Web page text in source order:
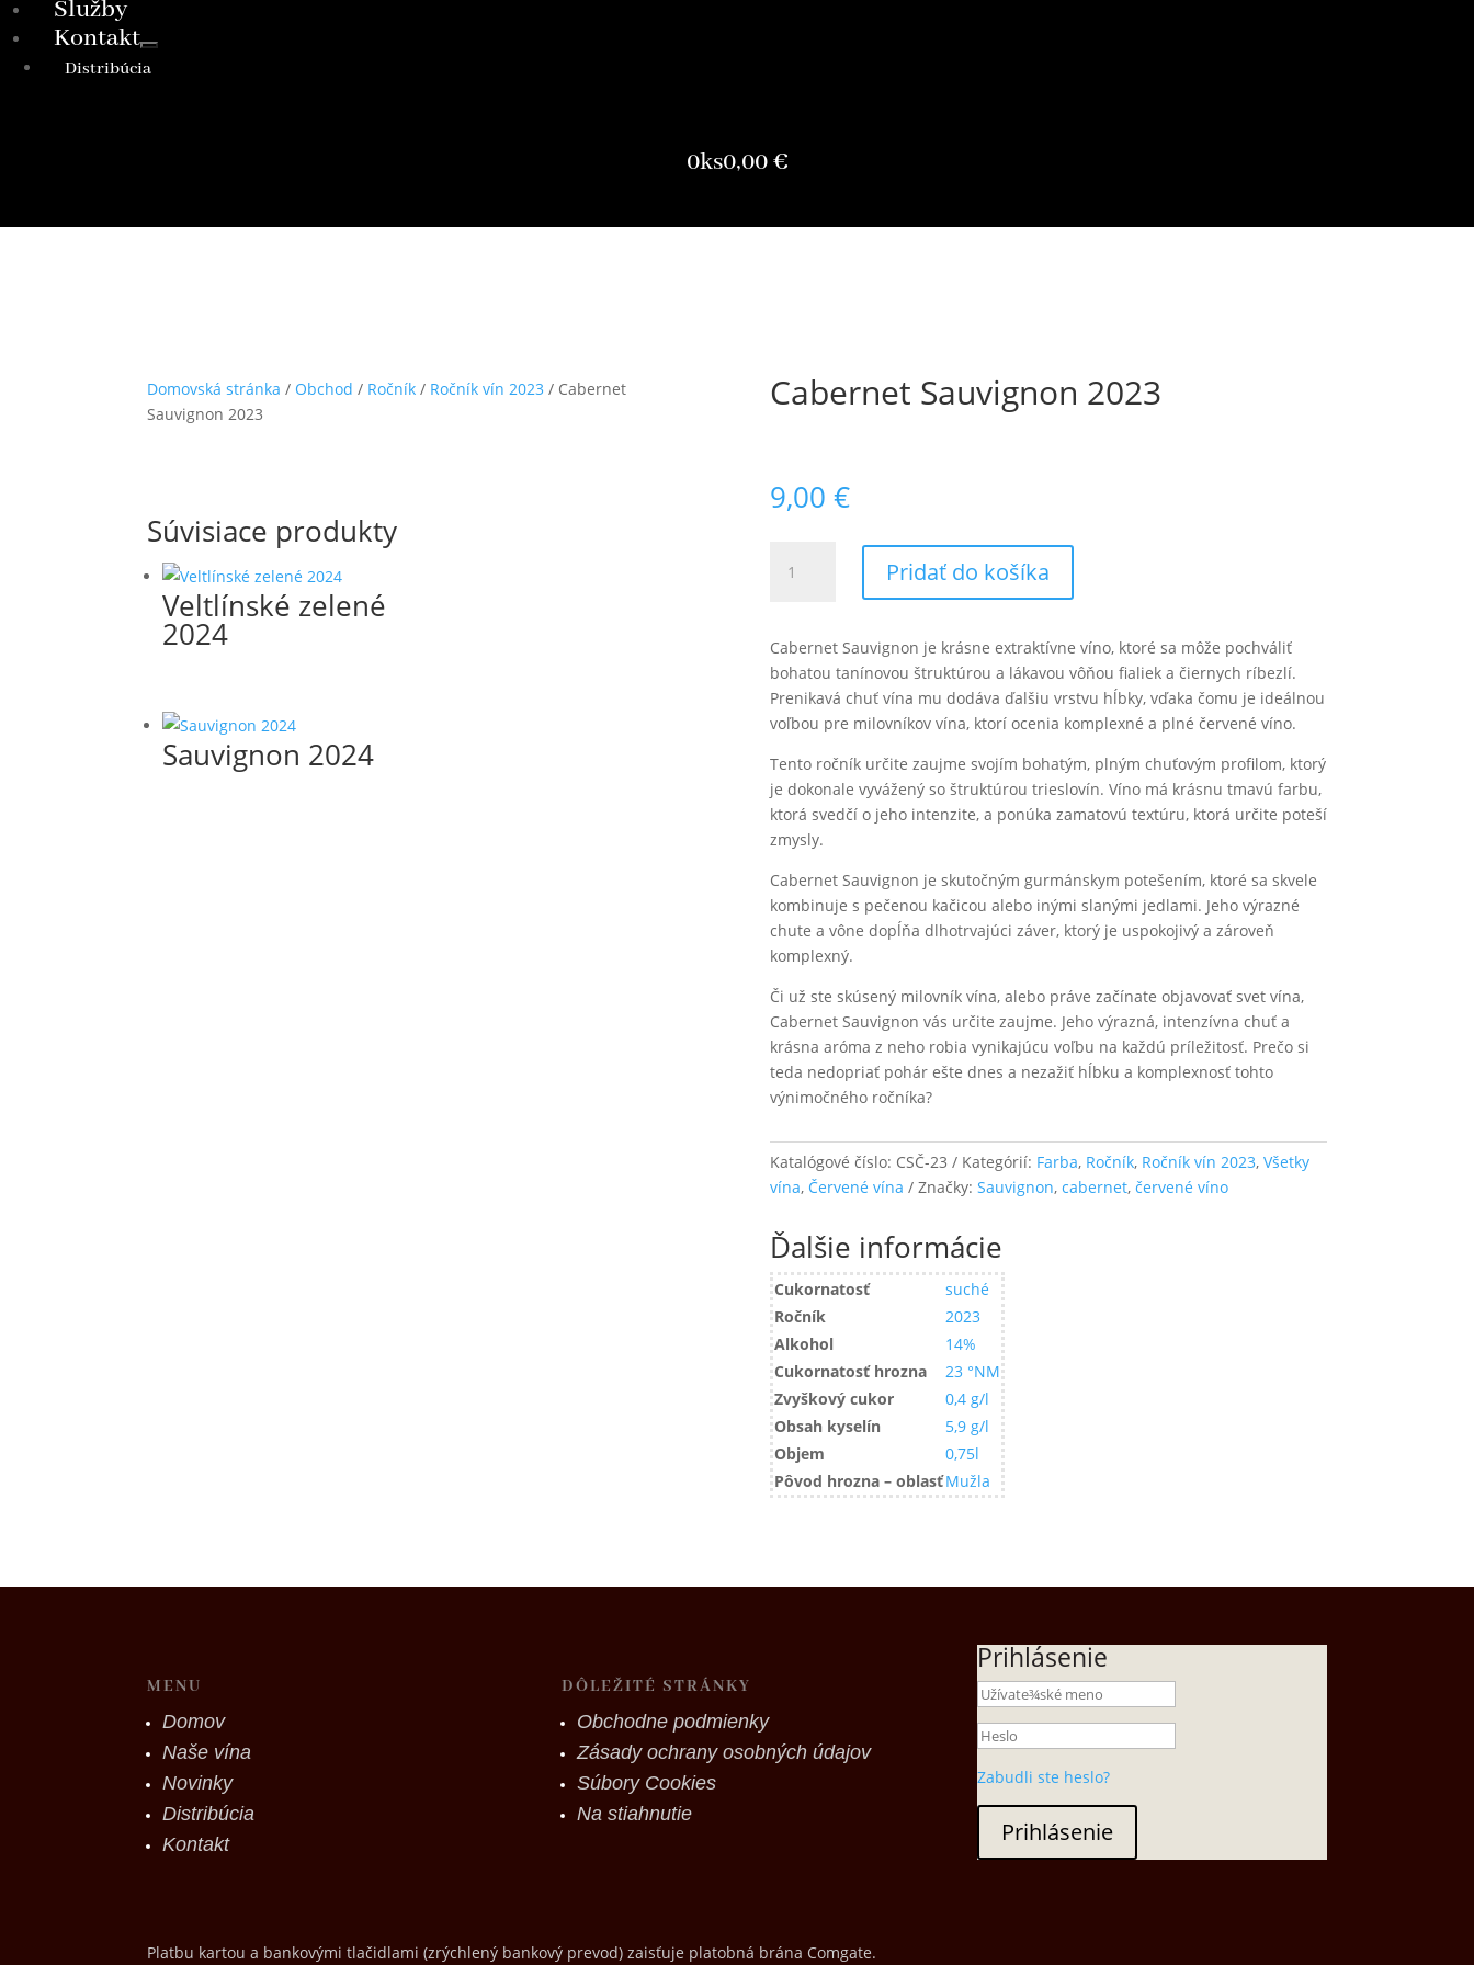
Služby
Kontakt
Distribúcia
0ks0,00€
Domovská stránka / Obchod / Ročník / Ročník vín 2023 / Cabernet
Sauvignon 2023
Súvisiace produkty
Veltlínské zelené
2024
Sauvignon 2024
Cabernet Sauvignon 2023
9,00 €
Cabernet
Pridať do košíka
Cabernet Sauvignon je krásne extraktívne víno, ktoré sa môže pochváliť
bohatou tanínovou štruktúrou a lákavou vôňou fialiek a čiernych ríbezlí.
Prenikavá chuť vína mu dodáva ďalšiu vrstvu hĺbky, vďaka čomu je ideálnou
voľbou pre milovníkov vína, ktorí ocenia komplexné a plné červené víno.
Tento ročník určite zaujme svojím bohatým, plným chuťovým profilom, ktorý
je dokonale vyvážený so štruktúrou trieslovín. Víno má krásnu tmavú farbu,
ktorá svedčí o jeho intenzite, a ponúka zamatovú textúru, ktorá určite poteší
zmysly.
Cabernet Sauvignon je skutočným gurmánskym potešením, ktoré sa skvele
kombinuje s pečenou kačicou alebo inými slanými jedlami. Jeho výrazné
chute a vône dopĺňa dlhotrvajúci záver, ktorý je uspokojivý a zároveň
komplexný.
Či už ste skúsený milovník vína, alebo práve začínate objavovať svet vína,
Cabernet Sauvignon vás určite zaujme. Jeho výrazná, intenzívna chuť a
krásna aróma z neho robia vynikajúcu voľbu na každú príležitosť. Prečo si
teda nedopriať pohár ešte dnes a nezažiť hĺbku a komplexnosť tohto
výnimočného ročníka?
Katalógové číslo: CSČ-23 Kategórií: Farba, Ročník, Ročník vín 2023, Všetky
vína, Červené vína Značky: Sauvignon, cabernet, červené víno
Ďalšie informácie
Cukornatosť
suché
Ročník
2023
Alkohol
14%
Cukornatosť hrozna
23 °NM
Zvyškový cukor
0,4 g/l
Obsah kyselín
5,9 g/l
Objem
0,75l
Pôvod hrozna – oblasťMužla
MENU
Domov
Naše vína
Novinky
Distribúcia
Kontakt
DÔLEŽITÉ STRÁNKY
Obchodne podmienky
Zásady ochrany osobných údajov
Súbory Cookies
Na stiahnutie
Platbu kartou a bankovými tlačidlami (zrýchlený bankový prevod) zaisťuje platobná brána Comgate.
Prihlásenie
Zabudli ste heslo?
Prihlásenie